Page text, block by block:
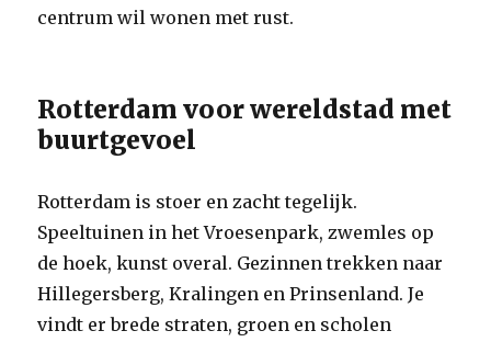
centrum wil wonen met rust.
Rotterdam voor wereldstad met
buurtgevoel
Rotterdam is stoer en zacht tegelijk.
Speeltuinen in het Vroesenpark, zwemles op
de hoek, kunst overal. Gezinnen trekken naar
Hillegersberg, Kralingen en Prinsenland. Je
vindt er brede straten, groen en scholen